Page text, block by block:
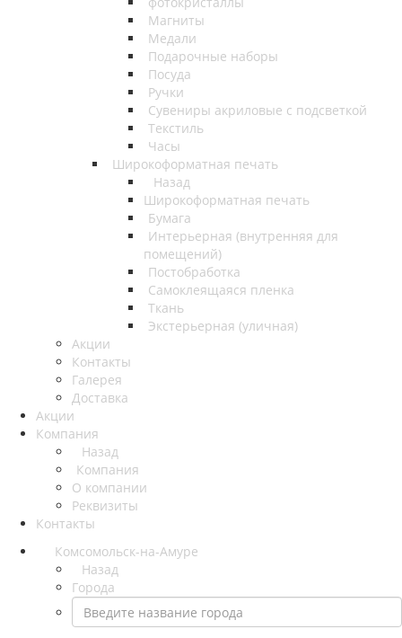
Магниты
Медали
Подарочные наборы
Посуда
Ручки
Сувениры акриловые с подсветкой
Текстиль
Часы
Широкоформатная печать
Назад
Широкоформатная печать
Бумага
Интерьерная (внутренняя для
помещений)
Постобработка
Самоклеящаяся пленка
Ткань
Экстерьерная (уличная)
Акции
Контакты
Галерея
Доставка
Акции
Компания
Назад
Компания
О компании
Реквизиты
Контакты
Комсомольск-на-Амуре
Назад
Города